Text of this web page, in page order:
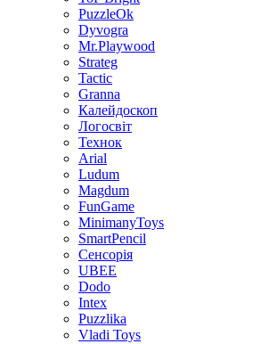
PuzzleOk
Dyvogra
Mr.Playwood
Strateg
Tactic
Granna
Калейдоскоп
Логосвіт
Технок
Arial
Ludum
Magdum
FunGame
MinimanyToys
SmartPencil
Сенсорія
UBEE
Dodo
Intex
Puzzlika
Vladi Toys